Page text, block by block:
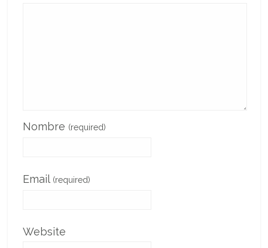
Nombre (required)
Email (required)
Website